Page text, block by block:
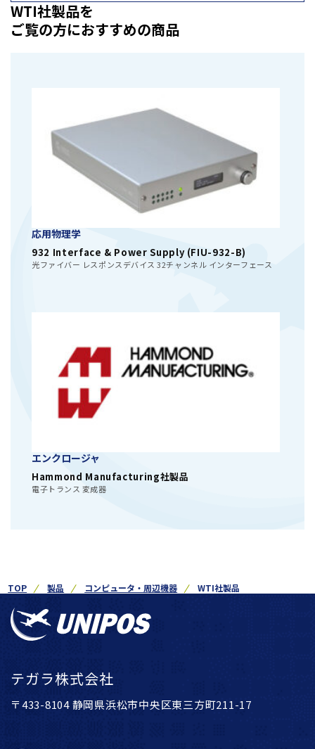
WTI社製品を
ご覧の方におすすめの商品
応用物理学
932 Interface & Power Supply (FIU-932-B)
光ファイバー レスポンスデバイス 32チャンネル インターフェース
エンクロージャ
Hammond Manufacturing社製品
電子トランス 変成器
TOP 製品 コンピュータ・周辺機器 WTI社製品
テガラ株式会社
〒433-8104 静岡県浜松市中央区東三方町211-17